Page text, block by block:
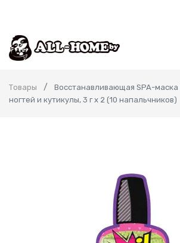
Товары
Восстанавливающая SPA-маска
ногтей и кутикулы, 3 г х 2 (10 напальчников)